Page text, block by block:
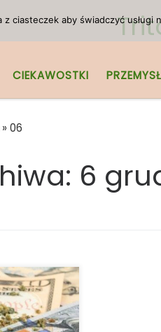
CIEKAWOSTKI PRZEMYSŁ
» 06
6
zaburza
z ciasteczek aby świadczyć usługi